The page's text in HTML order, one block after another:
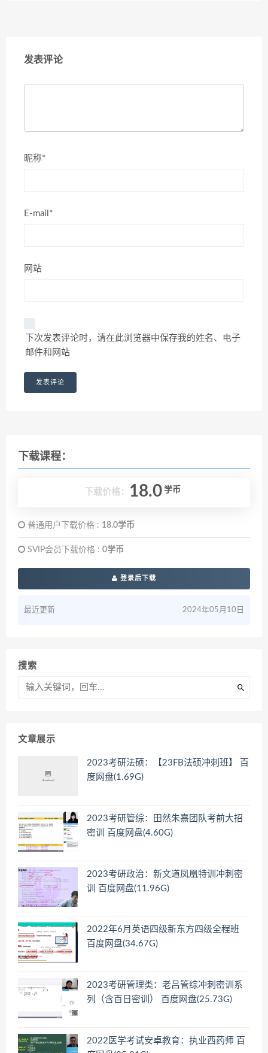
发表评论
昵称*
E-mail*
网站
下次发表评论时，请在此浏览器中保存我的姓名、电子
邮件和网站
下载课程：
下载价格： 18.0 学币
普通用户下载价格 : 18.0学币
SVIP会员下载价格 : 0学币
登录后下载
最近更新 2024年05月10日
搜索
文章展示
2023考研法硕：【23FB法硕冲刺班】 百
度网盘(1.69G)
2023考研管综：田然朱熹团队考前大招
密训 百度网盘(4.60G)
2023考研政治：新文道凤凰特训冲刺密
训 百度网盘(11.96G)
2022年6月英语四级新东方四级全程班
百度网盘(34.67G)
2023考研管理类：老吕管综冲刺密训系
列（含百日密训） 百度网盘(25.73G)
2022医学考试安卓教育：执业西药师 百